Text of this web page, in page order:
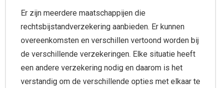
Er zijn meerdere maatschappijen die
rechtsbijstandverzekering aanbieden. Er kunnen
overeenkomsten en verschillen vertoond worden bij
de verschillende verzekeringen. Elke situatie heeft
een andere verzekering nodig en daarom is het
verstandig om de verschillende opties met elkaar te